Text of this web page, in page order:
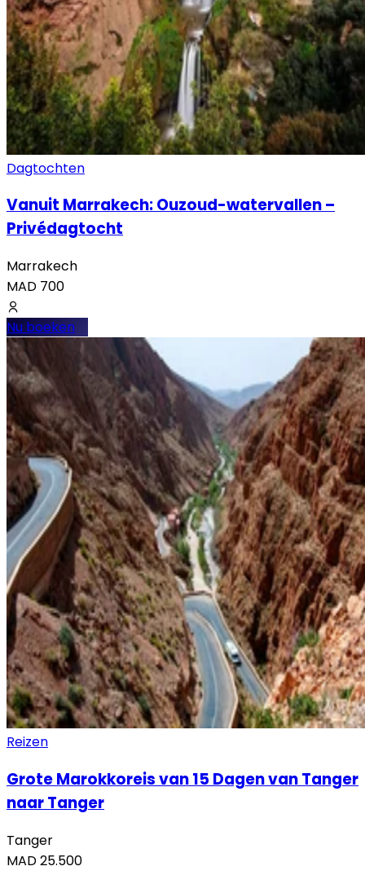
Dagtochten
Vanuit Marrakech: Ouzoud-watervallen –
Privédagtocht
Marrakech
MAD 700
Nu boeken
Reizen
Grote Marokkoreis van 15 Dagen van Tanger
naar Tanger
Tanger
MAD25.500